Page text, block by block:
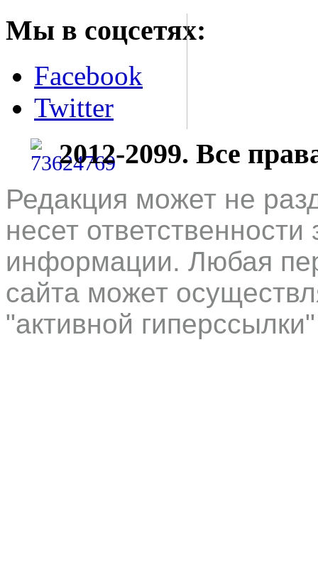
Мы в соцсетях:
Facebook
Twitter
2012-2099. Все
Редакция может не
несет
информации. Любая
сайта может
"активной